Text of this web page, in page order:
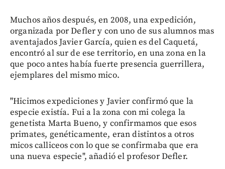
Muchos años después, en 2008, una expedición,
organizada por Defler y con uno de sus alumnos mas
aventajados Javier García, quien es del Caquetá,
encontró al sur de ese territorio, en una zona en la
que poco antes había fuerte presencia guerrillera,
ejemplares del mismo mico.
"Hicimos expediciones y Javier confirmó que la
especie existía. Fui a la zona con mi colega la
genetista Marta Bueno, y confirmamos que esos
primates, genéticamente, eran distintos a otros
micos calliceos con lo que se confirmaba que era
una nueva especie", añadió el profesor Defler.